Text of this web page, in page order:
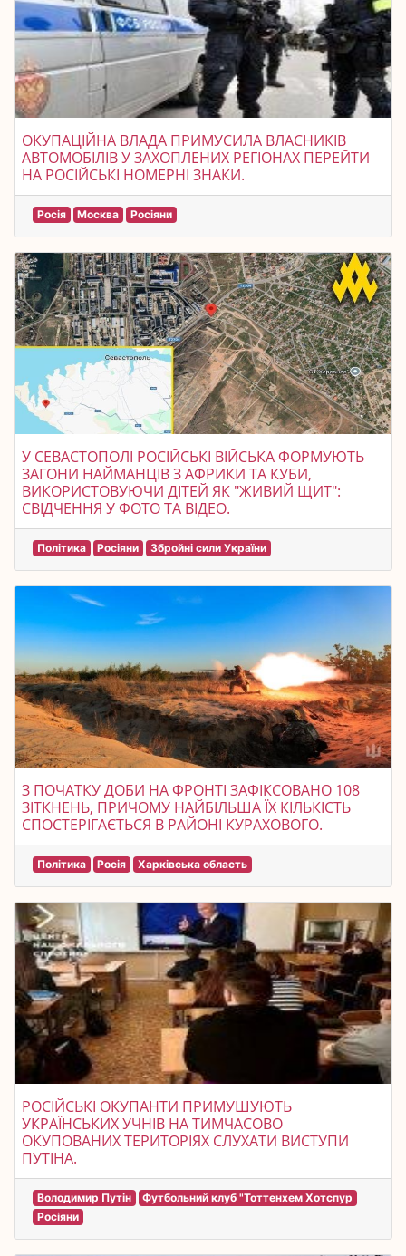
ОКУПАЦІЙНА ВЛАДА ПРИМУСИЛА ВЛАСНИКІВ
АВТОМОБІЛІВ У ЗАХОПЛЕНИХ РЕГІОНАХ ПЕРЕЙТИ
НА РОСІЙСЬКІ НОМЕРНІ ЗНАКИ.
Росія Москва Росіяни
У СЕВАСТОПОЛІ РОСІЙСЬКІ ВІЙСЬКА ФОРМУЮТЬ
ЗАГОНИ НАЙМАНЦІВ З АФРИКИ ТА КУБИ,
ВИКОРИСТОВУЮЧИ ДІТЕЙ ЯК "ЖИВИЙ ЩИТ":
СВІДЧЕННЯ У ФОТО ТА ВІДЕО.
Політика Росіяни Збройні сили України
З ПОЧАТКУ ДОБИ НА ФРОНТІ ЗАФІКСОВАНО 108
ЗІТКНЕНЬ, ПРИЧОМУ НАЙБІЛЬША ЇХ КІЛЬКІСТЬ
СПОСТЕРІГАЄТЬСЯ В РАЙОНІ КУРАХОВОГО.
Політика Росія Харківська область
РОСІЙСЬКІ ОКУПАНТИ ПРИМУШУЮТЬ
УКРАЇНСЬКИХ УЧНІВ НА ТИМЧАСОВО
ОКУПОВАНИХ ТЕРИТОРІЯХ СЛУХАТИ ВИСТУПИ
ПУТІНА.
Володимир Путін
Футбольний клуб "Тоттенхем Хотспур
Росіяни